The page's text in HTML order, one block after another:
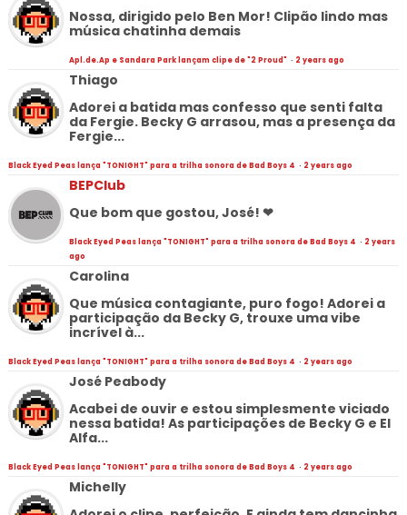
Nossa, dirigido pelo Ben Mor! Clipão lindo mas
música chatinha demais
Apl.de.Ap e Sandara Park lançam clipe de "2 Proud" · 2 years ago
Thiago
Adorei a batida mas confesso que senti falta
da Fergie. Becky G arrasou, mas a presença da
Fergie...
Black Eyed Peas lança "TONIGHT" para a trilha sonora de Bad Boys 4 · 2 years ago
BEPClub
Que bom que gostou, José! ❤
Black Eyed Peas lança "TONIGHT" para a trilha sonora de Bad Boys 4 · 2 years
ago
Carolina
Que música contagiante, puro fogo! Adorei a
participação da Becky G, trouxe uma vibe
incrível à...
Black Eyed Peas lança "TONIGHT" para a trilha sonora de Bad Boys 4 · 2 years ago
José Peabody
Acabei de ouvir e estou simplesmente viciado
nessa batida! As participações de Becky G e El
Alfa...
Black Eyed Peas lança "TONIGHT" para a trilha sonora de Bad Boys 4 · 2 years ago
Michelly